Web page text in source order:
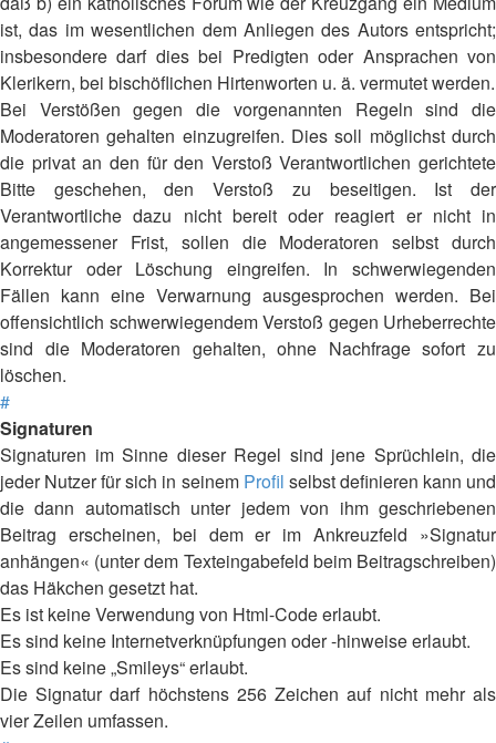
ist, das im wesentlichen dem Anliegen des Autors entspricht;
insbesondere darf dies bei Predigten oder Ansprachen von
Klerikern, bei bischöflichen Hirtenworten u. ä. vermutet werden.
Bei Verstößen gegen die vorgenannten Regeln sind die
Moderatoren gehalten einzugreifen. Dies soll möglichst durch
die privat an den für den Verstoß Verantwortlichen gerichtete
Bitte geschehen, den Verstoß zu beseitigen. Ist der
Verantwortliche dazu nicht bereit oder reagiert er nicht in
angemessener Frist, sollen die Moderatoren selbst durch
Korrektur oder Löschung eingreifen. In schwerwiegenden
Fällen kann eine Verwarnung ausgesprochen werden. Bei
offensichtlich schwerwiegendem Verstoß gegen Urheberrechte
sind die Moderatoren gehalten, ohne Nachfrage sofort zu
löschen.
#
Signaturen
Signaturen im Sinne dieser Regel sind jene Sprüchlein, die
jeder Nutzer für sich in seinem Profil selbst definieren kann und
die dann automatisch unter jedem von ihm geschriebenen
Beitrag erscheinen, bei dem er im Ankreuzfeld »Signatur
anhängen« (unter dem Texteingabefeld beim Beitragschreiben)
das Häkchen gesetzt hat.
Es ist keine Verwendung von Html-Code erlaubt.
Es sind keine Internetverknüpfungen oder -hinweise erlaubt.
Es sind keine „Smileys“ erlaubt.
Die Signatur darf höchstens 256 Zeichen auf nicht mehr als
vier Zeilen umfassen.